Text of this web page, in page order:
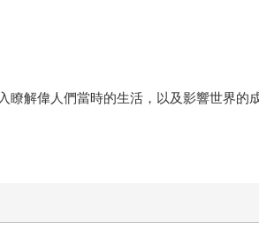
解偉人們當時的生活，以及影響世界的成